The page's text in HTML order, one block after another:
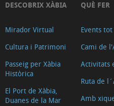
DESCOBRIX XÀBIA
Mirador Virtual
Cultura i Patrimoni
Passeig per Xàbia
Històrica
El Port de Xàbia,
Duanes de la Mar
QUÈ FER
Events
Cami de
Activitats
Ruta de
Amb